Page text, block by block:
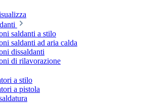
saldanti a stilo
saldanti ad aria calda
dissaldanti
di rilavorazione
a stilo
a pistola